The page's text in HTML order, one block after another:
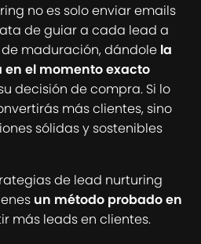
no es solo enviar emails
de guiar a cada lead a
maduración, dándole la
el momento exacto
decisión de compra. Si lo
más clientes, sino
sólidas y sostenibles
de lead nurturing
un método probado en
más leads en clientes.